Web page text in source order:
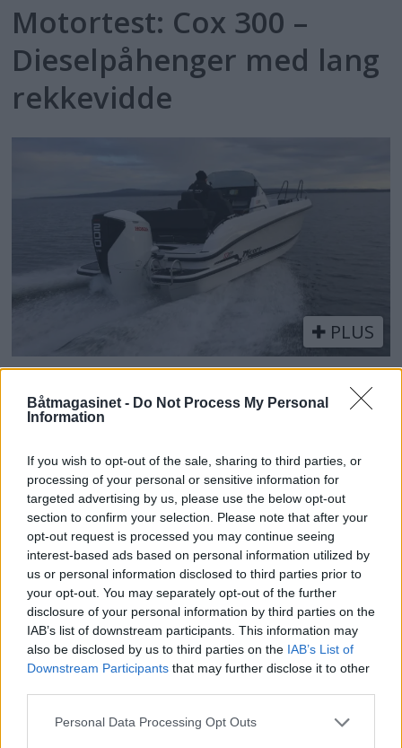
Båtmagasinet - Do Not Process My Personal
Information
If you wish to opt-out of the sale, sharing to third parties, or
processing of your personal or sensitive information for
targeted advertising by us, please use the below opt-out
section to confirm your selection. Please note that after your
opt-out request is processed you may continue seeing
interest-based ads based on personal information utilized by
us or personal information disclosed to third parties prior to
your opt-out. You may separately opt-out of the further
disclosure of your personal information by third parties on the
IAB’s list of downstream participants. This information may
also be disclosed by us to third parties on the IAB’s List of
Downstream Participants that may further disclose it to other
Personal Data Processing Opt Outs
Motortest: Cox 300 –
Dieselpåhenger med lang
rekkevidde
PLUS
TEST: Honda BF200 –
Mange finesser
Topp 10: Disse båtene fikk